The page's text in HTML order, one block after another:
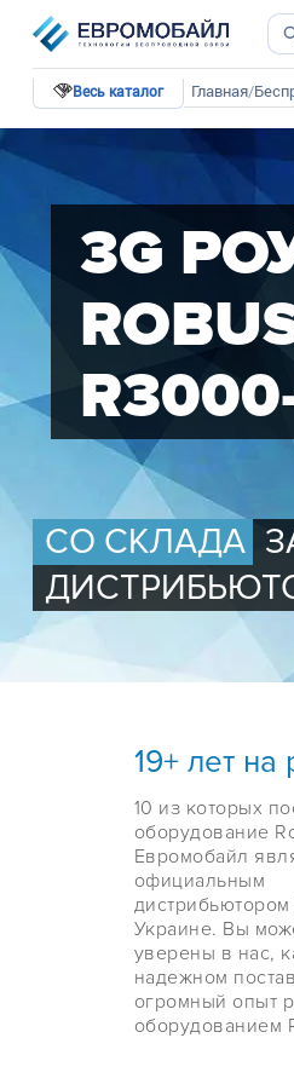
Весь каталог Главная/
3G
СО СКЛАДА
19+ лет на
10 из которых
оборудование
Евромобайл
официальным
Украине. Вы
уверены в нас,
надежном
огромный опыт
оборудованием